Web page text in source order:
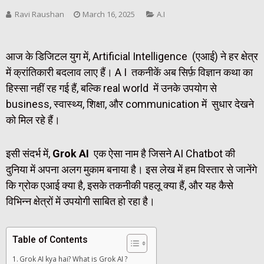
Ravi Raushan March 16, 2025 A.I
आज के डिजिटल युग में, Artificial Intelligence (एआई) ने हर क्षेत्र
में क्रांतिकारी बदलाव लाए हैं। A I तकनीकें अब सिर्फ़ विज्ञान कथा का
हिस्सा नहीं रह गई हैं, बल्कि real world में उनके उपयोग से
business, स्वास्थ्य, शिक्षा, और communication में सुधार देखने
को मिल रहे हैं।
इसी संदर्भ में, Grok AI एक ऐसा नाम है जिसने AI Chatbot की
दुनिया में अपना अलग मुकाम बनाया है। इस लेख में हम विस्तार से जानेंगे
कि ग्रोक एआई क्या है, इसके तकनीकी पहलू क्या हैं, और यह कैसे
विभिन्न क्षेत्रों में उपयोगी साबित हो रहा है।
Table of Contents
Grok AI kya hai? What is Grok AI ?